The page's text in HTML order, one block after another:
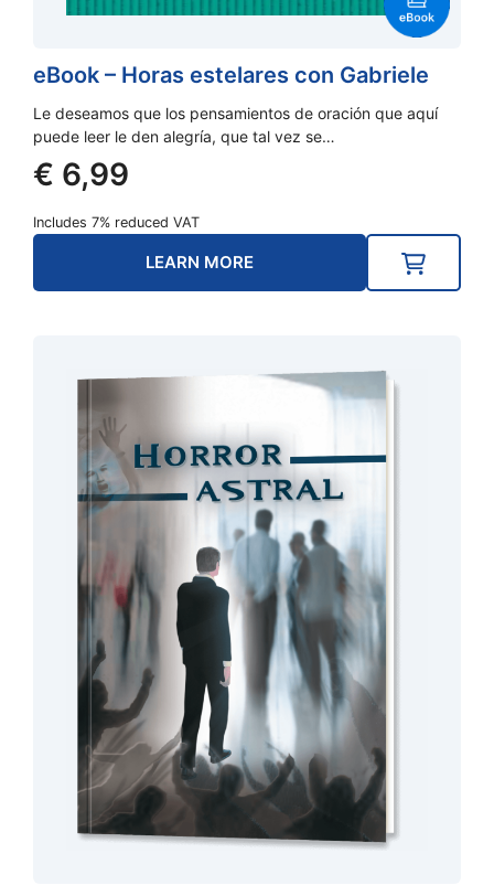
eBook – Horas estelares con Gabriele
Le deseamos que los pensamientos de oración que aquí
puede leer le den alegría, que tal vez se…
€ 6,99
Includes 7% reduced VAT
LEARN MORE